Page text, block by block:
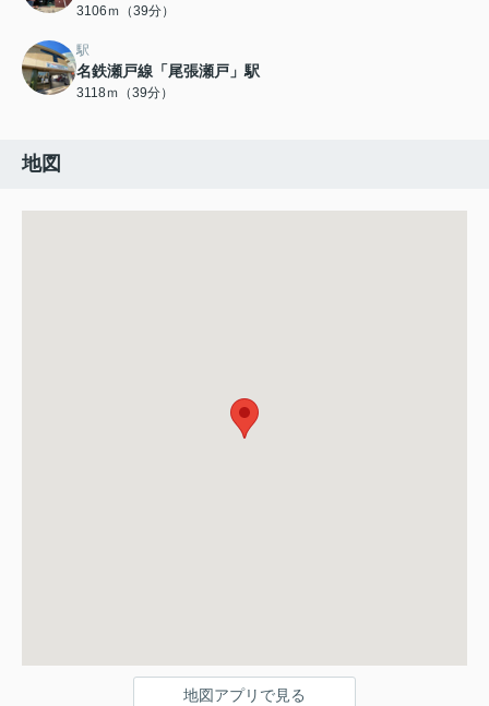
3106ｍ（39分）
駅
名鉄瀬戸線「尾張瀬戸」駅
3118ｍ（39分）
地図
地図アプリで見る